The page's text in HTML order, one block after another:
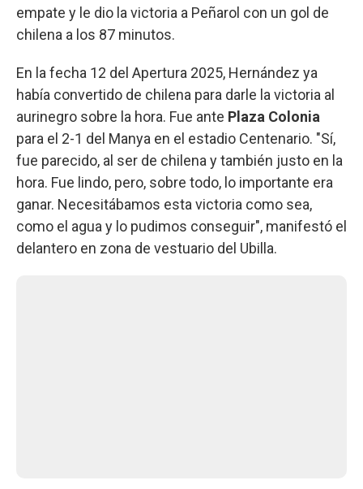
empate y le dio la victoria a Peñarol con un gol de
chilena a los 87 minutos.
En la fecha 12 del Apertura 2025, Hernández ya
había convertido de chilena para darle la victoria al
aurinegro sobre la hora. Fue ante Plaza Colonia
para el 2-1 del Manya en el estadio Centenario. "Sí,
fue parecido, al ser de chilena y también justo en la
hora. Fue lindo, pero, sobre todo, lo importante era
ganar. Necesitábamos esta victoria como sea,
como el agua y lo pudimos conseguir", manifestó el
delantero en zona de vestuario del Ubilla.